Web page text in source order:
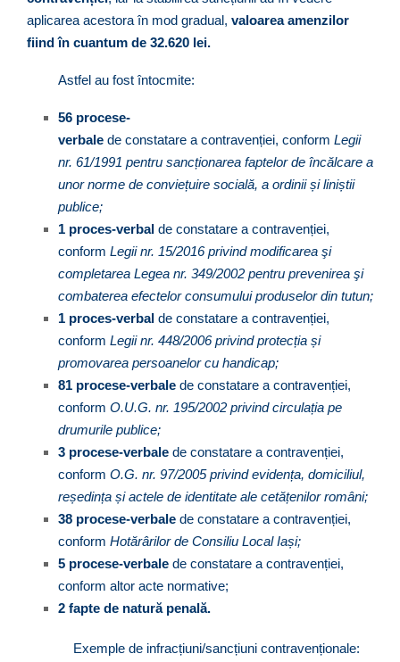
aplicarea acestora în mod gradual, valoarea amenzilor
fiind în cuantum de 32.620 lei.
Astfel au fost întocmite:
56 procese-
verbale de constatare a contravenției, conform Legii
nr. 61/1991 pentru sancționarea faptelor de încălcare a
unor norme de conviețuire socială, a ordinii și liniștii
publice;
1 proces-verbal de constatare a contravenției,
conform Legii nr. 15/2016 privind modificarea şi
completarea Legea nr. 349/2002 pentru prevenirea şi
combaterea efectelor consumului produselor din tutun;
1 proces-verbal de constatare a contravenției,
conform Legii nr. 448/2006 privind protecția și
promovarea persoanelor cu handicap;
81 procese-verbale de constatare a contravenției,
conform O.U.G. nr. 195/2002 privind circulația pe
drumurile publice;
3 procese-verbale de constatare a contravenției,
conform O.G. nr. 97/2005 privind evidența, domiciliul,
reședința și actele de identitate ale cetățenilor români;
38 procese-verbale de constatare a contravenției,
conform Hotărârilor de Consiliu Local Iași;
5 procese-verbale de constatare a contravenției,
conform altor acte normative;
2 fapte de natură penală.
Exemple de infracțiuni/sancțiuni contravenționale: